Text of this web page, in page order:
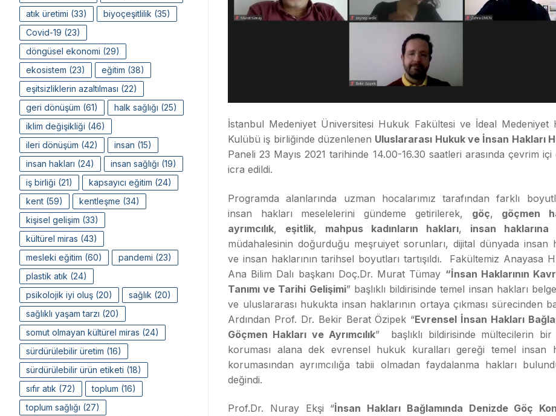
İstanbul Medeniyet Üniversitesi Hukuk Fakültesi ve İdeal Medeniyet
Kulübü iş birliğinde düzenlenen Uluslararası Hukuk ve İnsan Hakları
Paneli 23 Mayıs 2021 tarihinde 14.00-16.30 saatleri arasında çevrim
icra edildi.
Programda alanlarında uzman hocalarımız tarafından farklı
insan hakları meselelerini gündeme getirilerek, göç, göçmen
ayrımcılık, eşitlik, mahpus kadınların hakları, insan haklarına
müdahalesinin doğurduğu meşruiyet sorunları, dijital dünyada insan
ve insan haklarının tarihsel boyutları tartışıldı. Fakültemiz Anayasa
Ana Bilim Dalı başkanı Doç.Dr. Murat Tümay “İnsan Haklarının
Tanımı ve Tarihi Gelişimi” başlıklı bildirisinde temel insan hakları
ve uluslararası hukukta insan haklarının ortaya çıkması sürecinden
Ardından Prof. Dr. Bekir Berat Özipek “Evrensel İnsan Hakları
Göçmen Hakları ve Ayrımcılık” başlıklı bildirisinde mültecilerin bir
koruması alana dek evrensel hukuk kuralları gereği temel insan
korumasından ayrımcılığa tabii olmadan faydalanma hakları
değindi.
Prof.Dr. Nuray Ekşi “İnsan Hakları Bağlamında Denizde Göç
atık üretimi (33) biyoçeşitlilik (35)
Covid-19 (23)
döngüsel ekonomi (29)
ekosistem (23) eğitim (38)
eşitsizliklerin azaltılması (22)
geri dönüşüm (61) halk sağlığı (25)
iklim değişikliği (46)
ileri dönüşüm (42) insan (15)
insan hakları (24) insan sağlığı (19)
iş birliği (21) kapsayıcı eğitim (24)
kent (59) kentleşme (34)
kişisel gelişim (33)
kültürel miras (43)
mesleki eğitim (60) pandemi (23)
plastik atık (24)
psikolojik iyi oluş (20) sağlık (20)
sağlıklı yaşam tarzı (20)
somut olmayan kültürel miras (24)
sürdürülebilir üretim (16)
sürdürülebilir ürün etiketi (18)
sıfır atık (72) toplum (16)
toplum sağlığı (27)